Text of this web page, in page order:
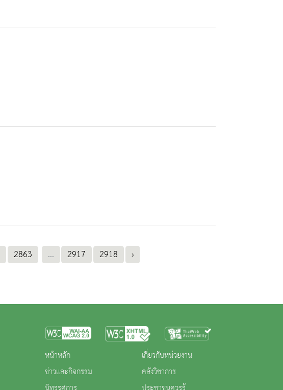
2863 ... 2917 2918 ›
หน้าหลัก
ข่าวและกิจกรรม
เกี่ยวกับหน่วยงาน
คลังวิชาการ